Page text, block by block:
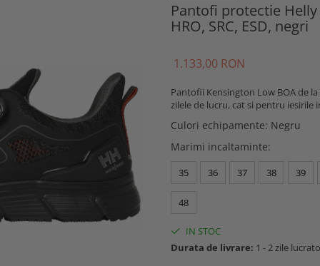
Pantofi protectie Helly
HRO, SRC, ESD, negri
1.133,00 RON
Pantofii Kensington Low BOA de
zilele de lucru, cat si pentru
Culori echipamente: Negru
Marimi incaltaminte:
35 36 37 38 39
48
IN STOC
Durata de livrare: 1 - 2 zile